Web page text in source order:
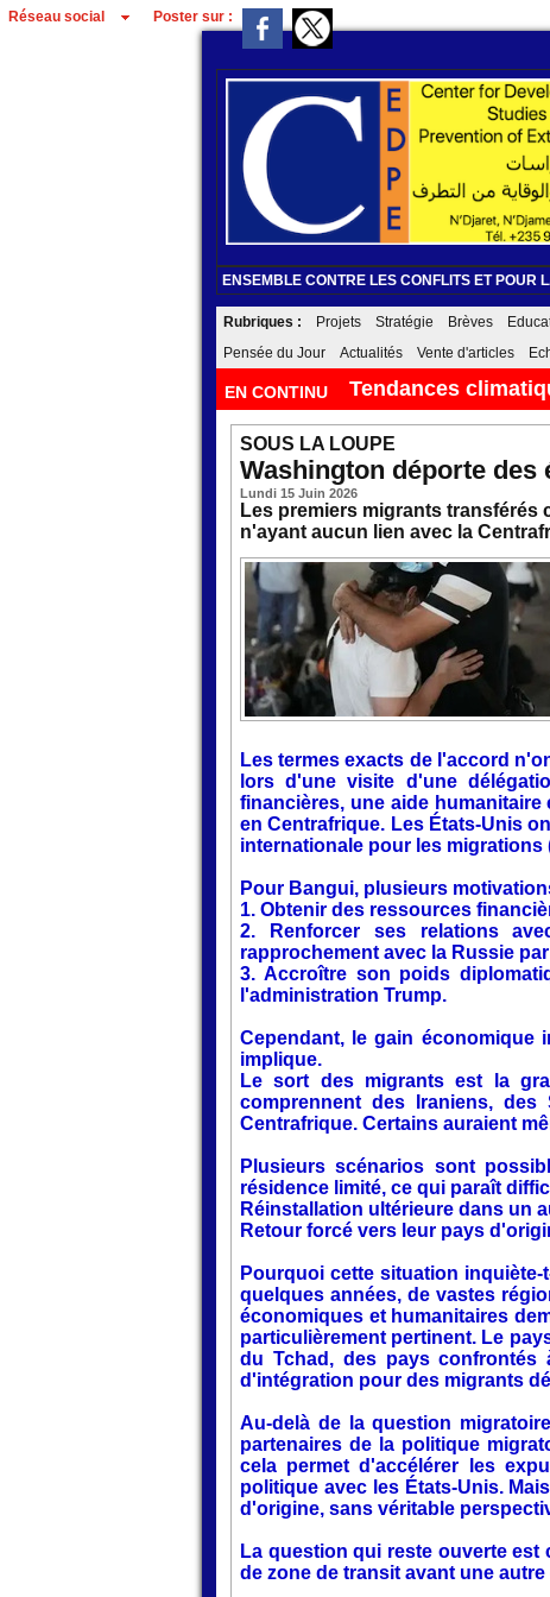
Réseau social Poster sur :
ENSEMBLE CONTRE LES CONFLITS ET POUR
Rubriques : Projets Stratégie Brèves
Pensée du Jour
Actualités Vente d'articles
EN CONTINU L’Iran menace
SOUS LA LOUPE
Washington déporte
Lundi 15 Juin 2026
Les premiers migrants transférés
n'ayant aucun lien avec la
Les termes exacts de l'accord
lors d'une visite d'une
financières, une aide
en Centrafrique. Les États-Unis
internationale pour les migrations
Pour Bangui, plusieurs
1. Obtenir des ressources
2. Renforcer ses relations
rapprochement avec la Russie
3. Accroître son poids
l'administration Trump.
Cependant, le gain économique
implique.
Le sort des migrants est la
comprennent des Iraniens,
Centrafrique. Certains auraient
Plusieurs scénarios sont
résidence limité, ce qui paraît
Réinstallation ultérieure dans un
Retour forcé vers leur pays
Pourquoi cette situation
quelques années, de vastes
économiques et humanitaires
particulièrement pertinent. Le
du Tchad, des pays
d'intégration pour des migrants
Au-delà de la question
partenaires de la politique
cela permet d'accélérer les
politique avec les États-Unis.
d'origine, sans véritable
La question qui reste ouverte est
de zone de transit avant une